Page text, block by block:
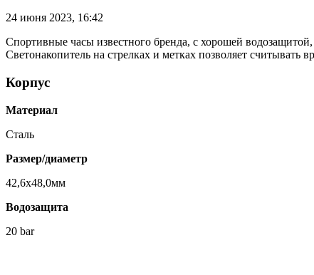
24 июня 2023, 16:42
Спортивные часы известного бренда, с хорошей
Светонакопитель на стрелках и метках позволяет
Корпус
Материал
Сталь
Размер/диаметр
42,6x48,0мм
Водозащита
20 bar